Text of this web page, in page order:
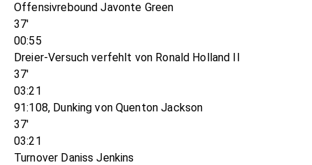
Offensivrebound Javonte Green
37'
00:55
Dreier-Versuch verfehlt von Ronald Holland II
37'
03:21
91:108, Dunking von Quenton Jackson
37'
03:21
Turnover Daniss Jenkins